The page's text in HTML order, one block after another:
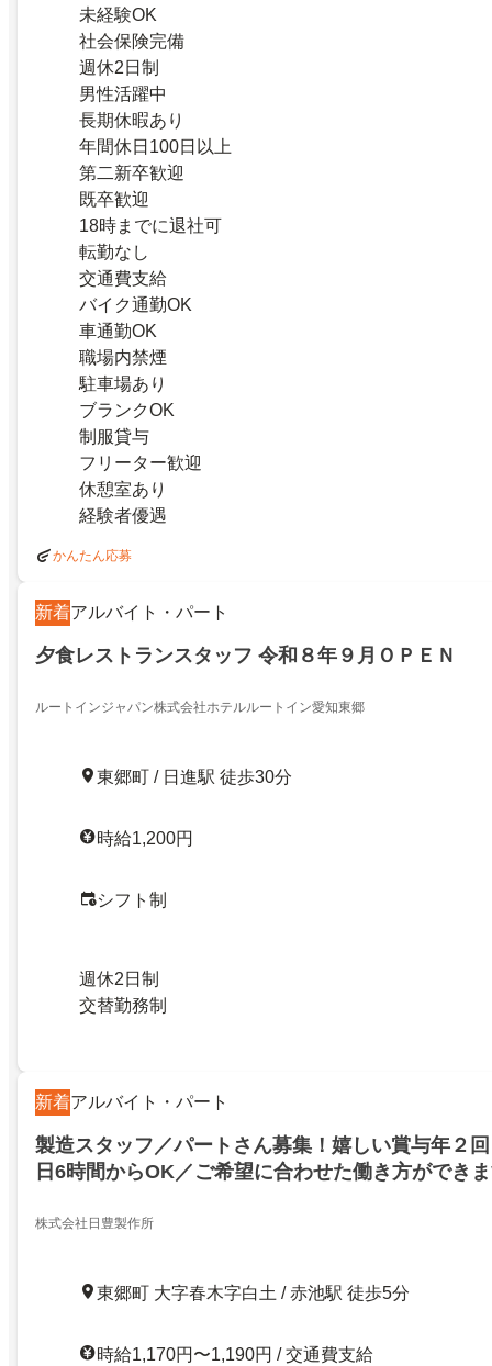
未経験OK
社会保険完備
週休2日制
男性活躍中
長期休暇あり
年間休日100日以上
第二新卒歓迎
既卒歓迎
18時までに退社可
転勤なし
交通費支給
バイク通勤OK
車通勤OK
職場内禁煙
駐車場あり
ブランクOK
制服貸与
フリーター歓迎
休憩室あり
経験者優遇
かんたん応募
新着アルバイト・パート
夕食レストランスタッフ 令和８年９月ＯＰＥＮ
ルートインジャパン株式会社ホテルルートイン愛知東郷
東郷町 / 日進駅 徒歩30分
時給1,200円
シフト制
週休2日制
交替勤務制
新着アルバイト・パート
製造スタッフ／パートさん募集！嬉しい賞与年２
日6時間からOK／ご希望に合わせた働き方ができ
株式会社日豊製作所
東郷町 大字春木字白土 / 赤池駅 徒歩5分
時給1,170円〜1,190円 / 交通費支給